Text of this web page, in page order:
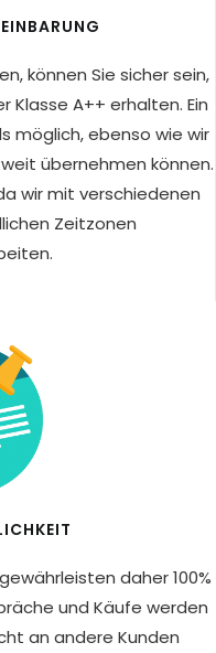
können Sie sicher sein,
A++ erhalten. Ein
möglich, ebenso wie wir
übernehmen können.
wir mit verschiedenen
Zeitzonen
daher 100%
und Käufe werden
an andere Kunden